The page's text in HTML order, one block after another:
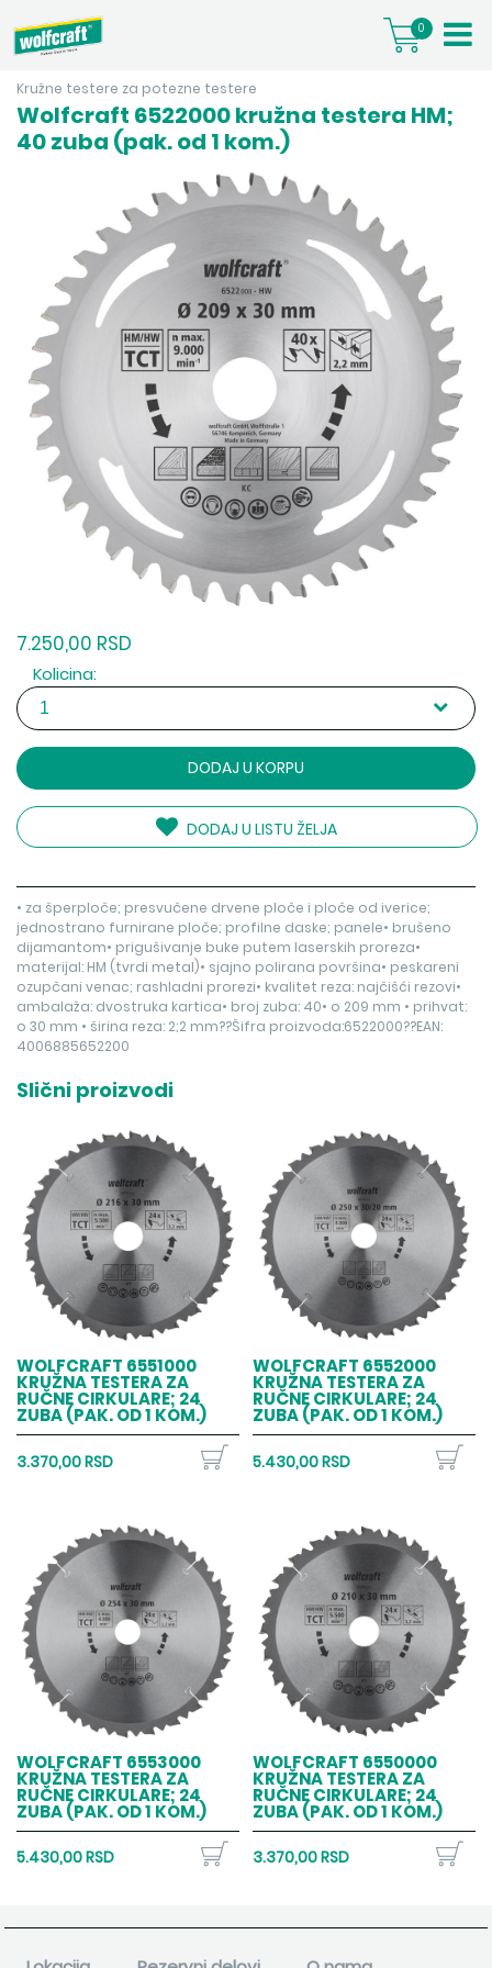
0
Kružne testere za potezne testere
Wolfcraft 6522000 kružna testera HM;
40 zuba (pak. od 1 kom.)
7.250,00 RSD
Kolicina:
DODAJ U KORPU
DODAJ U LISTU ŽELJA
• za šperploče; presvučene drvene ploče i ploče od iverice;
jednostrano furnirane ploče; profilne daske; panele• brušeno
dijamantom• prigušivanje buke putem laserskih proreza•
materijal: HM (tvrdi metal)• sjajno polirana površina• peskareni
ozupčani venac; rashladni prorezi• kvalitet reza: najčišći rezovi•
ambalaža: dvostruka kartica• broj zuba: 40• o 209 mm • prihvat:
o 30 mm • širina reza: 2;2 mm??Šifra proizvoda:6522000??EAN:
4006885652200
Slični proizvodi
WOLFCRAFT 6551000
KRUŽNA TESTERA ZA
RUČNE CIRKULARE; 24
ZUBA (PAK. OD 1 KOM.)
3.370,00 RSD
WOLFCRAFT 6552000
KRUŽNA TESTERA ZA
RUČNE CIRKULARE; 24
ZUBA (PAK. OD 1 KOM.)
5.430,00 RSD
WOLFCRAFT 6553000
KRUŽNA TESTERA ZA
RUČNE CIRKULARE; 24
ZUBA (PAK. OD 1 KOM.)
5.430,00 RSD
WOLFCRAFT 6550000
KRUŽNA TESTERA ZA
RUČNE CIRKULARE; 24
ZUBA (PAK. OD 1 KOM.)
3.370,00 RSD